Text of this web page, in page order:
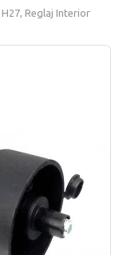
Reglaj Interior